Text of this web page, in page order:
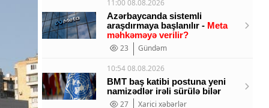
11:00 08.08.2026
Azərbaycanda sistemli
araşdırmaya başlanılır - Meta
məhkəməyə verilir?
23
Gündəm
10:54 08.08.2026
BMT baş katibi postuna yeni
namizədlər irəli sürülə bilər
27
Xarici xəbərlər